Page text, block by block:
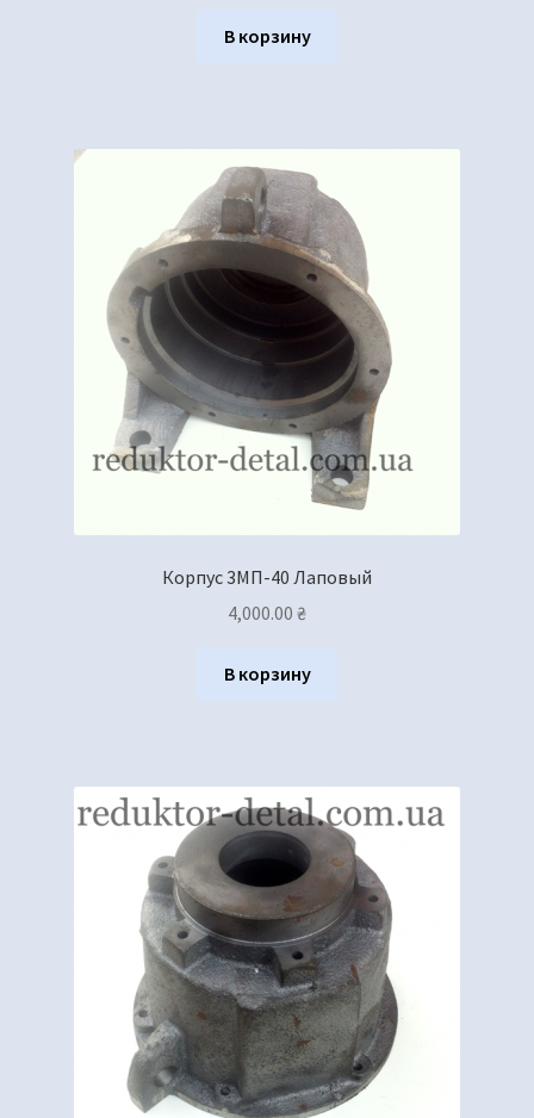
В корзину
Корпус 3МП-40 Лаповый
4,000.00 ₴
В корзину